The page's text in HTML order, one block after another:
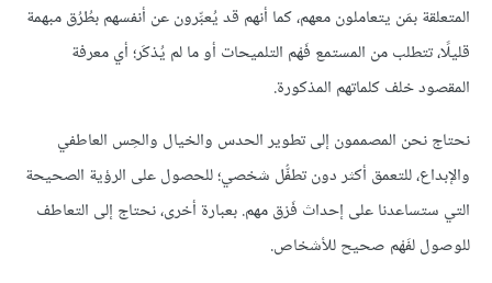
المتعلقة بمَن يتعاملون معهم، كما أنهم قد يُعبِّرون عن أنفسهم بطُرُق مبهمة
قليلًا، تتطلب من المستمع فَهْم التلميحات أو ما لم يُذكَر؛ أي معرفة
المقصود خلف كلماتهم المذكورة.
نحتاج نحن المصممون إلى تطوير الحدس والخيال والحِس العاطفي
والإبداع، للتعمق أكثر دون تطفُّل شخصي؛ للحصول على الرؤية الصحيحة
التي ستساعدنا على إحداث فَرْق مهم. بعبارة أخرى، نحتاج إلى التعاطف
للوصول لفَهْم صحيح للأشخاص.